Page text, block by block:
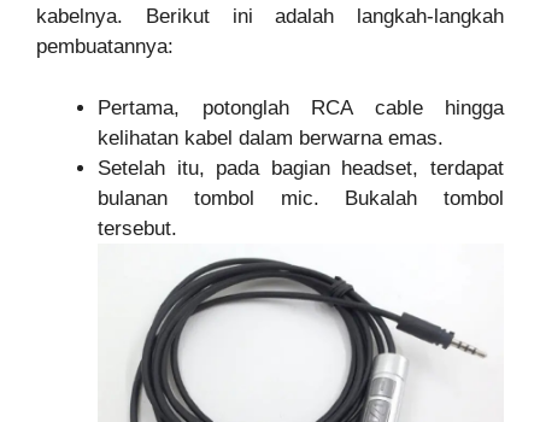
kabelnya. Berikut ini adalah langkah-langkah
pembuatannya:
Pertama, potonglah RCA cable hingga
kelihatan kabel dalam berwarna emas.
Setelah itu, pada bagian headset, terdapat
bulanan tombol mic. Bukalah tombol
tersebut.